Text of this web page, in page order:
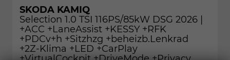
SKODA KAMIQ
Selection 1.0 TSI 116PS/85kW DSG 2026 |
+ACC +LaneAssist +KESSY +RFK
+PDCv+h +Sitzhzg +beheizb.Lenkrad
+2Z-Klima +LED +CarPlay